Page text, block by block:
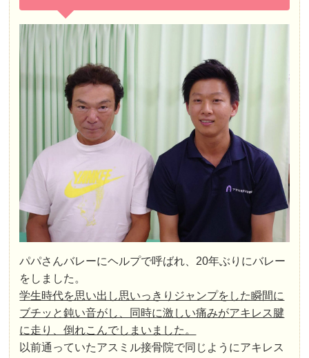
パパさんバレーにヘルプで呼ばれ、20年ぶりにバレー
をしました。
学生時代を思い出し思いっきりジャンプをした瞬間に
ブチッと鈍い音がし、同時に激しい痛みがアキレス腱
に走り、倒れこんでしまいました。
以前通っていたアスミル接骨院で同じようにアキレス